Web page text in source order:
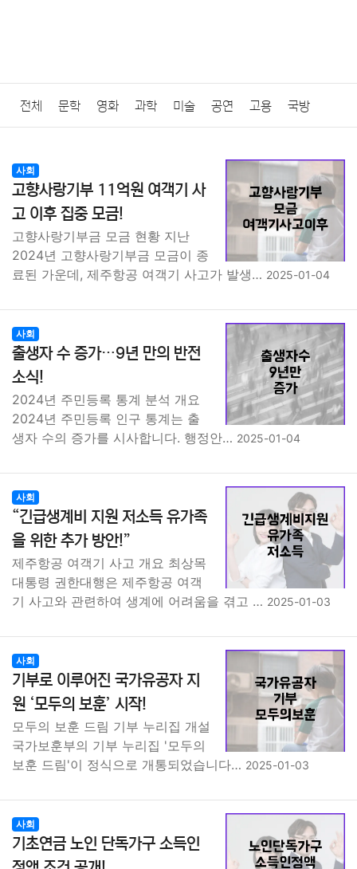
전체 문학 영화 과학 미술 공연 고용 국방
질병 가요 방송 일상 주식 암호화폐 블록체인
결혼 육아 반려동물 패션 증권 인테리어
요리 상품리뷰 원예 금융 게임 스포츠 사진
대출 IT 컴퓨터 기술
종교 경제 마케팅
부동산 외국어 교육 교통 생활 기타
사회
고향사랑기부 11억원 여객기 사
고 이후 집중 모금!
고향사랑기부금 모금 현황 지난
2024년 고향사랑기부금 모금이 종
료된 가운데, 제주항공 여객기 사고가 발생… 2025-01-04
사회
출생자 수 증가…9년 만의 반전
소식!
2024년 주민등록 통계 분석 개요
2024년 주민등록 인구 통계는 출
생자 수의 증가를 시사합니다. 행정안… 2025-01-04
사회
“긴급생계비 지원 저소득 유가족
을 위한 추가 방안!”
제주항공 여객기 사고 개요 최상목
대통령 권한대행은 제주항공 여객
기 사고와 관련하여 생계에 어려움을 겪고 … 2025-01-03
사회
기부로 이루어진 국가유공자 지
원 ‘모두의 보훈’ 시작!
모두의 보훈 드림 기부 누리집 개설
국가보훈부의 기부 누리집 '모두의
보훈 드림'이 정식으로 개통되었습니다… 2025-01-03
사회
기초연금 노인 단독가구 소득인